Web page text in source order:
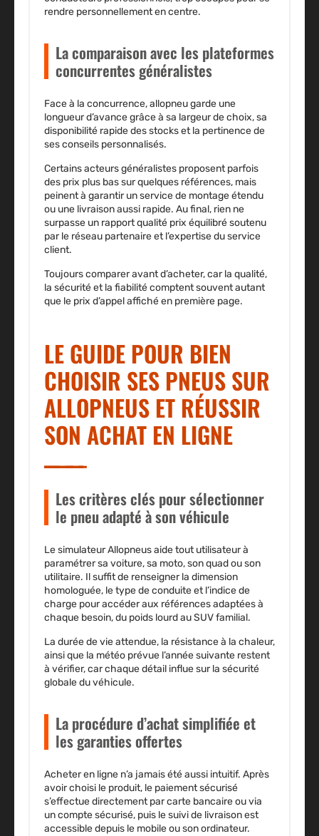
rendre personnellement en centre.
La comparaison avec les plateformes
concurrentes généralistes
Face à la concurrence, allopneu garde une
longueur d’avance grâce à sa largeur de choix, sa
disponibilité rapide des stocks et la pertinence de
ses conseils personnalisés.
Certains acteurs généralistes proposent parfois
des prix plus bas sur quelques références, mais
peinent à garantir un service de montage étendu
ou une livraison aussi rapide. Au final, rien ne
surpasse un rapport qualité prix équilibrésoutenu
par le réseau partenaire et l’expertise du service
client.
Toujours comparer avant d’acheter, car la qualité,
la sécurité et la fiabilité comptent souvent autant
que le prix d’appel affiché en première page.
LE GUIDE POUR BIEN
CHOISIR SES PNEUS SUR
ALLOPNEUS ET RÉUSSIR
SON ACHAT EN LIGNE
Les critères clés pour sélectionner
le pneu adapté à son véhicule
Le simulateur Allopneus aide tout utilisateur à
paramétrer sa voiture, sa moto, son quad ou son
utilitaire. Il suffit de renseigner la dimension
homologuée, le type de conduite et l’indice de
charge pour accéder aux références adaptées à
chaque besoin, du poids lourd au SUV familial.
La durée de vie attendue, la résistance à la chaleur,
ainsi que la météo prévue l’année suivante restent
à vérifier, car chaque détail influe sur la sécurité
globale du véhicule.
La procédure d’achat simplifiée et
les garanties offertes
Acheter en ligne n’a jamais été aussi intuitif. Après
avoir choisi le produit, le paiement sécurisé
s’effectue directement par carte bancaire ou via
un compte sécurisé, puis le suivi de livraison est
accessible depuis le mobile ou son ordinateur.